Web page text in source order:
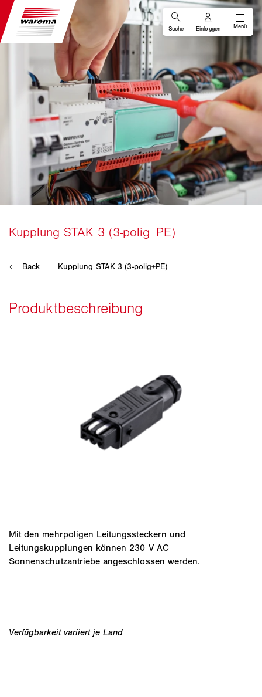
Mit den mehrpoligen Leitungssteckern und
Leitungskupplungen können 230 V AC
Sonnenschutzantriebe angeschlossen werden.